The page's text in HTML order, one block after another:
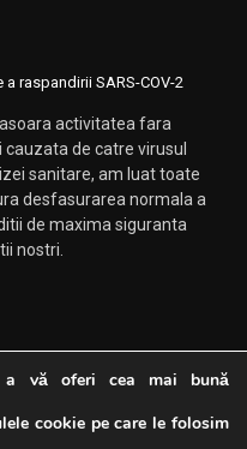
raspandirii SARS-COV-2
activitatea fara
de catre virusul
sanitare, am luat toate
desfasurarea normala a
de maxima siguranta
nostri.
si promovat de
Web
a vă oferi cea mai bună
cookie pe care le folosim